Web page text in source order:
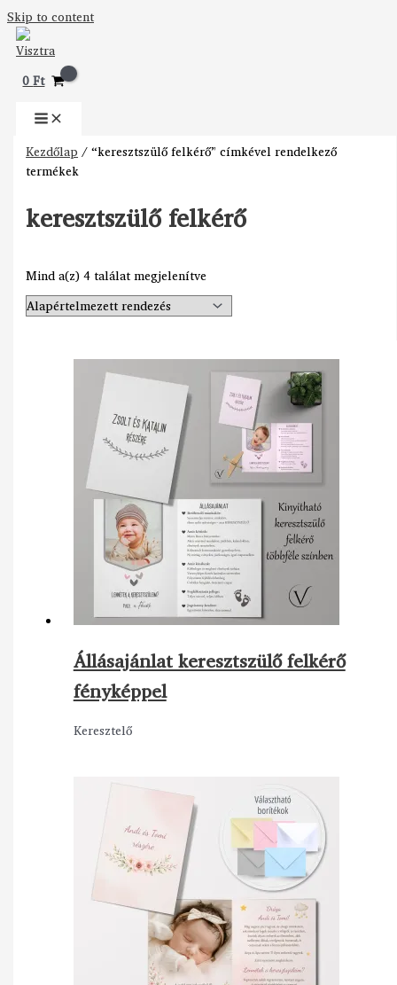
Skip to content
0Ft
Kezdőlap / “keresztszülő felkérő” címkével rendelkező
termékek
keresztszülő felkérő
Mind a(z) 4 találat megjelenítve
Állásajánlat keresztszülő felkérő
fényképpel
Keresztelő